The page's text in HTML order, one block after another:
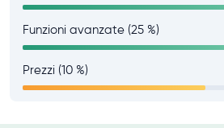
Funzioni avanzate (25 %)
Prezzi (10 %)